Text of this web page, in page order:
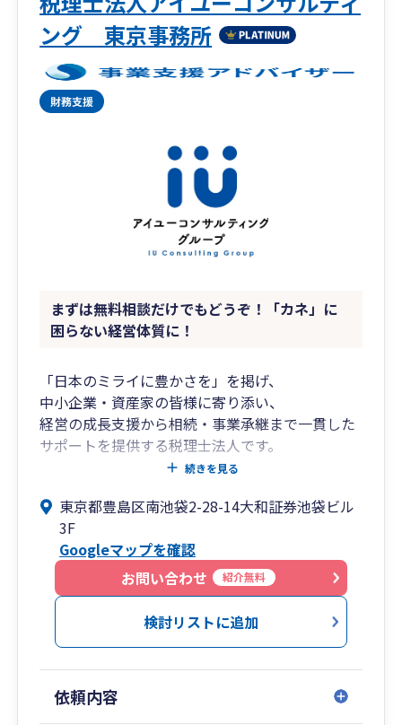
ング 東京事務所
まずは無料相談だけでもどうぞ！「カネ」に
困らない経営体質に！
「日本のミライに豊かさを」を掲げ、
中小企業・資産家の皆様に寄り添い、
経営の成長支援から相続・事業承継まで一貫した
サポートを提供する税理士法人です。
創業期から成長期、成熟期から承継期に至るま
各フェーズに応じた税務・財務の最適解をご提
案。
クラウド会計の導入支援から月次経営管理まで、
わかりやすくご支援いたします。
■私たちが選ばれる理由
企業のライフサイクルに応じて必要となる税
続きを見る
東京都豊島区南池袋2-28-14大和証券池袋ビル
3F
Googleマップを確認
お問い合わせ
紹介無料
検討リストに追加
依頼内容